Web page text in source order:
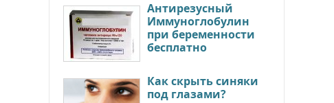
Антирезусный
Иммуноглобулин
при беременности
бесплатно
Как скрыть синяки
под глазами?